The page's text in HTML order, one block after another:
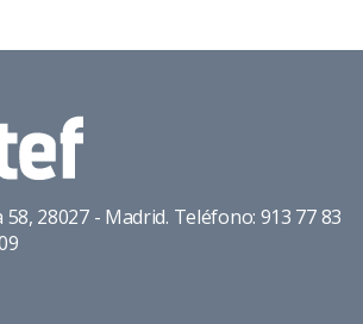
28027 - Madrid. Teléfono: 913 77 83